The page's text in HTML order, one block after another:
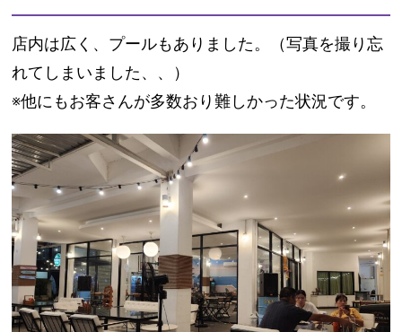
店内は広く、プールもありました。（写真を撮り忘
れてしまいました、、）
※他にもお客さんが多数おり難しかった状況です。